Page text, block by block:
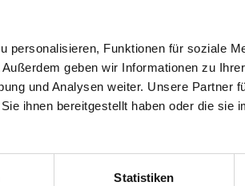
personalisieren, Funktionen für soziale
geben wir Informationen zu
und Analysen weiter. Unsere Partner
ihnen bereitgestellt haben oder die sie
Statistiken